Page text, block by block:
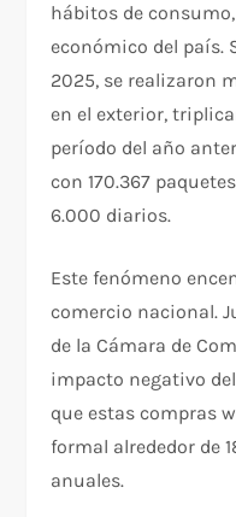
hábitos de
económico del país.
2025, se realizaron
en el exterior,
período del año
con 170.367
6.000 diarios.
Este fenómeno
comercio nacional.
de la Cámara de
impacto negativo
que estas compras
formal alrededor de
anuales.